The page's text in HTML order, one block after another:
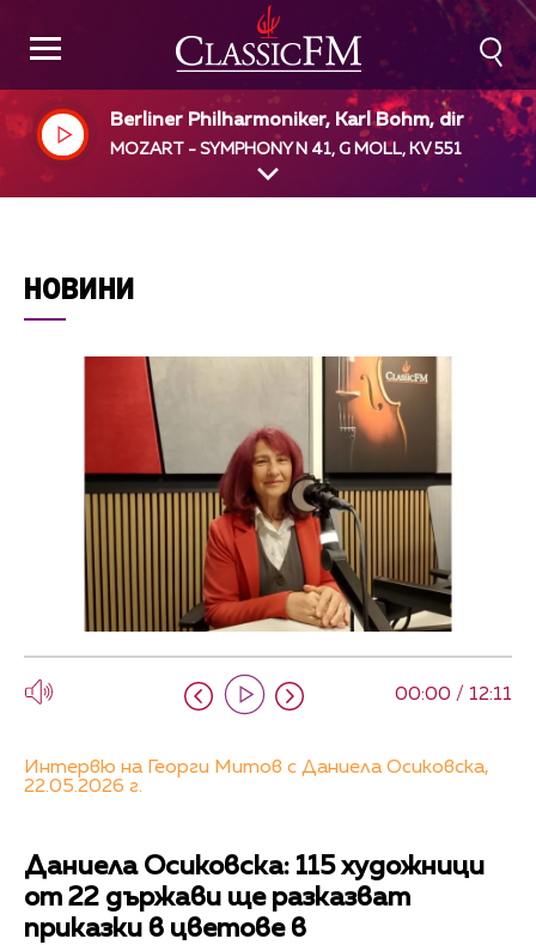
Berliner Philharmoniker, Karl Bohm, dir
MOZART - SYMPHONY N 41, G MOLL, KV 551
НОВИНИ
00:00 / 12:11
Интервю на Георги Митов с Даниела Осиковска,
22.05.2026 г.
Даниела Осиковска: 115 художници
от 22 държави ще разказват
приказки в цветове в